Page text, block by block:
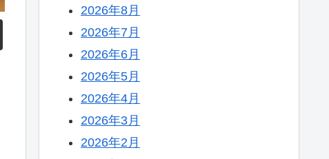
2026年8月
2026年7月
2026年6月
2026年5月
2026年4月
2026年3月
2026年2月